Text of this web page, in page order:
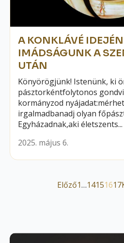
A KONKLÁVÉ
IMÁDSÁGUNK A
UTÁN
Könyörögjünk! Istenünk, ki
pásztorkéntfolytonos
kormányzod
irgalmadbanadj olyan
Egyházadnak,aki életszents...
2025. május 6.
Előző1…14151617